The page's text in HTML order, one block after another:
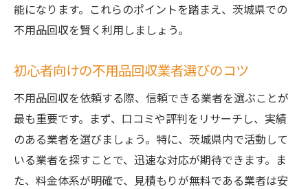
能になります。これらのポイントを踏まえ、茨城県での
不用品回収を賢く利用しましょう。
初心者向けの不用品回収業者選びのコツ
不用品回収を依頼する際、信頼できる業者を選ぶことが
最も重要です。まず、口コミや評判をリサーチし、実績
のある業者を選びましょう。特に、茨城県内で活動して
いる業者を探すことで、迅速な対応が期待できます。ま
た、料金体系が明確で、見積もりが無料である業者は安